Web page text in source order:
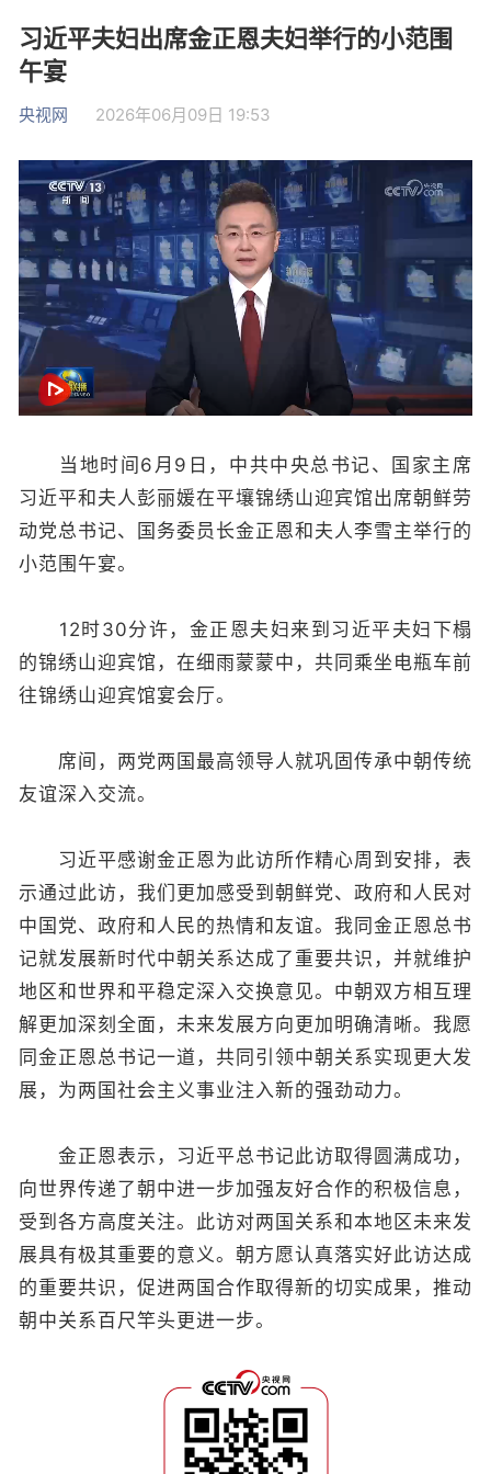
习近平夫妇出席金正恩夫妇举行的小范围
午宴
央视网 2026年06月09日 19:53
当地时间6月9日，中共中央总书记、国家主席
习近平和夫人彭丽媛在平壤锦绣山迎宾馆出席朝鲜劳
动党总书记、国务委员长金正恩和夫人李雪主举行的
小范围午宴。
12时30分许，金正恩夫妇来到习近平夫妇下榻
的锦绣山迎宾馆，在细雨蒙蒙中，共同乘坐电瓶车前
往锦绣山迎宾馆宴会厅。
席间，两党两国最高领导人就巩固传承中朝传统
友谊深入交流。
习近平感谢金正恩为此访所作精心周到安排，表
示通过此访，我们更加感受到朝鲜党、政府和人民对
中国党、政府和人民的热情和友谊。我同金正恩总书
记就发展新时代中朝关系达成了重要共识，并就维护
地区和世界和平稳定深入交换意见。中朝双方相互理
解更加深刻全面，未来发展方向更加明确清晰。我愿
同金正恩总书记一道，共同引领中朝关系实现更大发
展，为两国社会主义事业注入新的强劲动力。
金正恩表示，习近平总书记此访取得圆满成功，
向世界传递了朝中进一步加强友好合作的积极信息，
受到各方高度关注。此访对两国关系和本地区未来发
展具有极其重要的意义。朝方愿认真落实好此访达成
的重要共识，促进两国合作取得新的切实成果，推动
朝中关系百尺竿头更进一步。